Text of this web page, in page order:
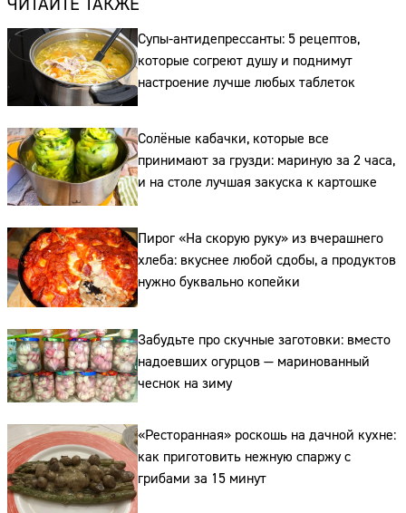
Супы-антидепрессанты: 5 рецептов,
которые согреют душу и поднимут
настроение лучше любых таблеток
Солёные кабачки, которые все
принимают за грузди: мариную за 2 часа,
и на столе лучшая закуска к картошке
Пирог «На скорую руку» из вчерашнего
хлеба: вкуснее любой сдобы, а продуктов
нужно буквально копейки
Забудьте про скучные заготовки: вместо
надоевших огурцов — маринованный
чеснок на зиму
«Ресторанная» роскошь на дачной кухне:
как приготовить нежную спаржу с
грибами за 15 минут
Адрес:
Телефон: